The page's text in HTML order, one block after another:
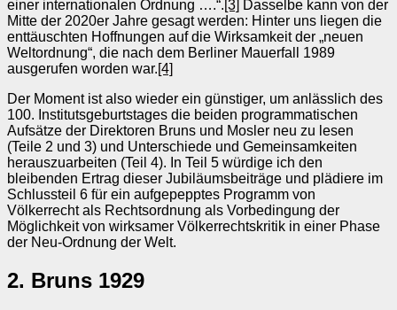
einer internationalen Ordnung ….“.[3] Dasselbe kann von der
Mitte der 2020er Jahre gesagt werden: Hinter uns liegen die
enttäuschten Hoffnungen auf die Wirksamkeit der „neuen
Weltordnung“, die nach dem Berliner Mauerfall 1989
ausgerufen worden war.[4]
Der Moment ist also wieder ein günstiger, um anlässlich des
100. Institutsgeburtstages die beiden programmatischen
Aufsätze der Direktoren Bruns und Mosler neu zu lesen
(Teile 2 und 3) und Unterschiede und Gemeinsamkeiten
herauszuarbeiten (Teil 4). In Teil 5 würdige ich den
bleibenden Ertrag dieser Jubiläumsbeiträge und plädiere im
Schlussteil 6 für ein aufgepepptes Programm von
Völkerrecht als Rechtsordnung als Vorbedingung der
Möglichkeit von wirksamer Völkerrechtskritik in einer Phase
der Neu-Ordnung der Welt.
2. Bruns 1929